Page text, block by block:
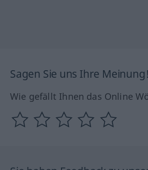
Sagen Sie uns Ihre Meinung!
Wie gefällt Ihnen das Online